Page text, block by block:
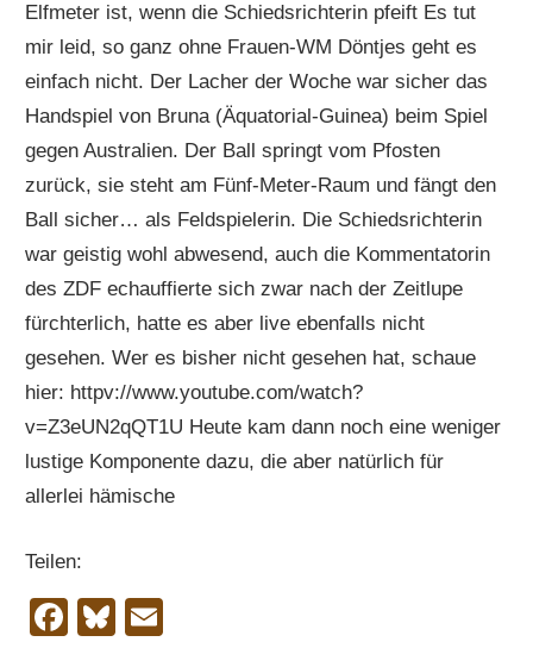
Elfmeter ist, wenn die Schiedsrichterin pfeift Es tut
mir leid, so ganz ohne Frauen-WM Döntjes geht es
einfach nicht. Der Lacher der Woche war sicher das
Handspiel von Bruna (Äquatorial-Guinea) beim Spiel
gegen Australien. Der Ball springt vom Pfosten
zurück, sie steht am Fünf-Meter-Raum und fängt den
Ball sicher… als Feldspielerin. Die Schiedsrichterin
war geistig wohl abwesend, auch die Kommentatorin
des ZDF echauffierte sich zwar nach der Zeitlupe
fürchterlich, hatte es aber live ebenfalls nicht
gesehen. Wer es bisher nicht gesehen hat, schaue
hier: httpv://www.youtube.com/watch?
v=Z3eUN2qQT1U Heute kam dann noch eine weniger
lustige Komponente dazu, die aber natürlich für
allerlei hämische
Teilen:
Facebook
Bluesky